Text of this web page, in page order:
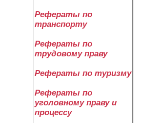
Рефераты по
транспорту
Рефераты по
трудовому праву
Рефераты по туризму
Рефераты по
уголовному праву и
процессу